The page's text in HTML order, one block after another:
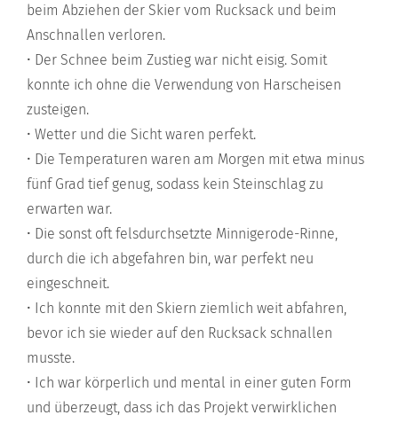
beim Abziehen der Skier vom Rucksack und beim
Anschnallen verloren.
• Der Schnee beim Zustieg war nicht eisig. Somit
konnte ich ohne die Verwendung von Harscheisen
zusteigen.
• Wetter und die Sicht waren perfekt.
• Die Temperaturen waren am Morgen mit etwa minus
fünf Grad tief genug, sodass kein Steinschlag zu
erwarten war.
• Die sonst oft felsdurchsetzte Minnigerode-Rinne,
durch die ich abgefahren bin, war perfekt neu
eingeschneit.
• Ich konnte mit den Skiern ziemlich weit abfahren,
bevor ich sie wieder auf den Rucksack schnallen
musste.
• Ich war körperlich und mental in einer guten Form
und überzeugt, dass ich das Projekt verwirklichen